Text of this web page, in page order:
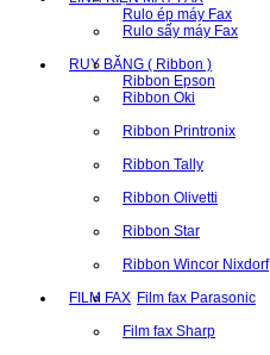
Rulo ép máy Fax
Rulo sấy máy Fax
RUY BĂNG ( Ribbon )
Ribbon Epson
Ribbon Oki
Ribbon Printronix
Ribbon Tally
Ribbon Olivetti
Ribbon Star
Ribbon Wincor Nixdorf
FILM FAX Film fax Parasonic
Film fax Sharp